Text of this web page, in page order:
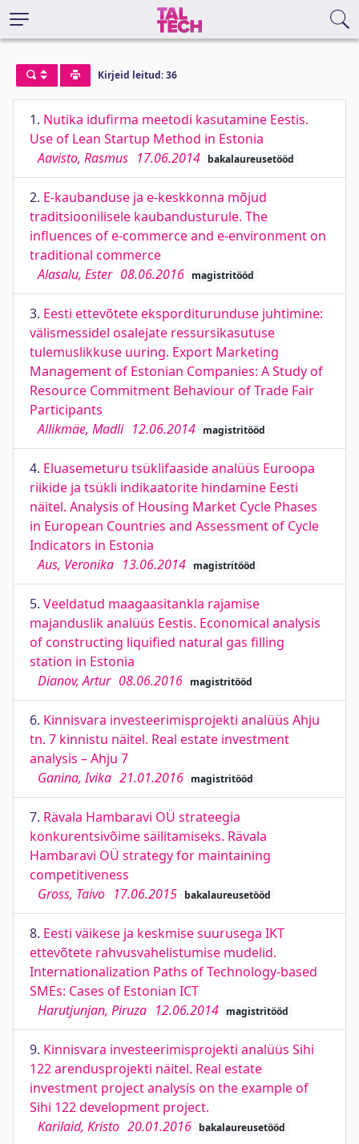
Kirjeid leitud: 36
1. Nutika idufirma meetodi kasutamine Eestis.
Use of Lean Startup Method in Estonia
Aavisto, Rasmus 17.06.2014 bakalaureusetööd
2. E-kaubanduse ja e-keskkonna mõjud
traditsioonilisele kaubandusturule. The
influences of e-commerce and e-environment on
traditional commerce
Alasalu, Ester 08.06.2016 magistritööd
3. Eesti ettevõtete eksporditurunduse juhtimine:
välismessidel osalejate ressursikasutuse
tulemuslikkuse uuring. Export Marketing
Management of Estonian Companies: A Study of
Resource Commitment Behaviour of Trade Fair
Participants
Allikmäe, Madli 12.06.2014 magistritööd
4. Eluasemeturu tsüklifaaside analüüs Euroopa
riikide ja tsükli indikaatorite hindamine Eesti
näitel. Analysis of Housing Market Cycle Phases
in European Countries and Assessment of Cycle
Indicators in Estonia
Aus, Veronika 13.06.2014 magistritööd
5. Veeldatud maagaasitankla rajamise
majanduslik analüüs Eestis. Economical analysis
of constructing liquified natural gas filling
station in Estonia
Dianov, Artur 08.06.2016 magistritööd
6. Kinnisvara investeerimisprojekti analüüs Ahju
tn. 7 kinnistu näitel. Real estate investment
analysis – Ahju 7
Ganina, Ivika 21.01.2016 magistritööd
7. Rävala Hambaravi OÜ strateegia
konkurentsivõime säilitamiseks. Rävala
Hambaravi OÜ strategy for maintaining
competitiveness
Gross, Taivo 17.06.2015 bakalaureusetööd
8. Eesti väikese ja keskmise suurusega IKT
ettevõtete rahvusvahelistumise mudelid.
Internationalization Paths of Technology-based
SMEs: Cases of Estonian ICT
Harutjunjan, Piruza 12.06.2014 magistritööd
9. Kinnisvara investeerimisprojekti analüüs Sihi
122 arendusprojekti näitel. Real estate
investment project analysis on the example of
Sihi 122 development project.
Karilaid, Kristo 20.01.2016 bakalaureusetööd